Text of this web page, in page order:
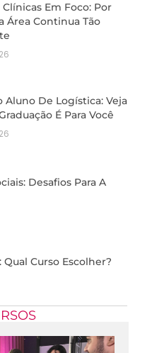
Em Foco: Por
Área Continua Tão
Aluno De Logística: Veja
É Para Você
Desafios Para A
Curso Escolher?